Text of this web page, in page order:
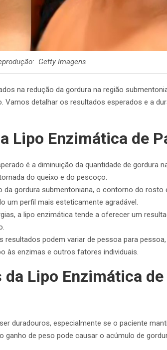
Getty Imagens
na redução da gordura na região
detalhar os resultados esperados e a
Lipo Enzimática de
é a diminuição da quantidade de gordura
do queixo e do pescoço.
da gordura submentoniana, o contorno do rosto
um perfil mais esteticamente agradável.
a lipo enzimática tende a oferecer um
resultados podem variar de pessoa para
às enzimas e outros fatores individuais.
Lipo Enzimática de
duradouros, especialmente se o paciente
ganho de peso pode causar o acúmulo de